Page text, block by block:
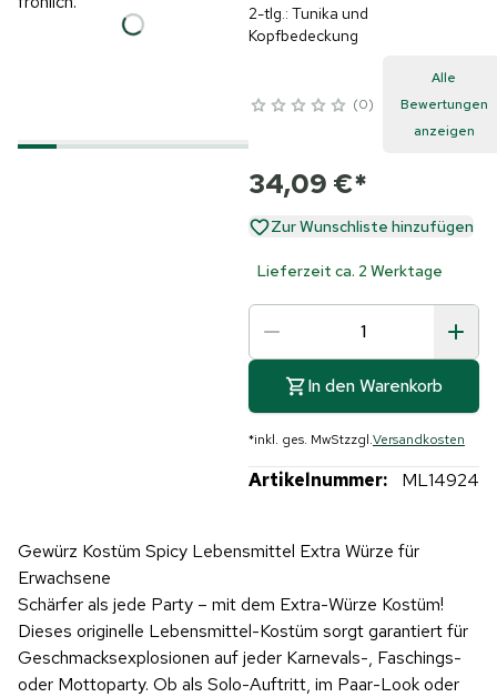
2-tlg.: Tunika und
Kopfbedeckung
0
Alle
Bewertungen
anzeigen
34,09 €*
Zur Wunschliste hinzufügen
Lieferzeit ca. 2 Werktage
In den Warenkorb
*inkl. ges. MwStzzgl.Versandkosten
Artikelnummer: ML14924
Gewürz Kostüm Spicy Lebensmittel Extra Würze für
Erwachsene
Schärfer als jede Party – mit dem Extra-Würze Kostüm!
Dieses originelle Lebensmittel-Kostüm sorgt garantiert für
Geschmacksexplosionen auf jeder Karnevals-, Faschings-
oder Mottoparty. Ob als Solo-Auftritt, im Paar-Look oder